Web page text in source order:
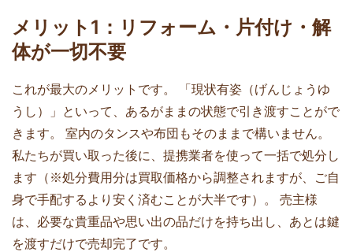
メリット1：リフォーム・片付け・解
体が一切不要
これが最大のメリットです。 「現状有姿（げんじょうゆ
うし）」といって、あるがままの状態で引き渡すことがで
きます。 室内のタンスや布団もそのままで構いません。
私たちが買い取った後に、提携業者を使って一括で処分し
ます（※処分費用分は買取価格から調整されますが、ご自
身で手配するより安く済むことが大半です）。 売主様
は、必要な貴重品や思い出の品だけを持ち出し、あとは鍵
を渡すだけで売却完了です。